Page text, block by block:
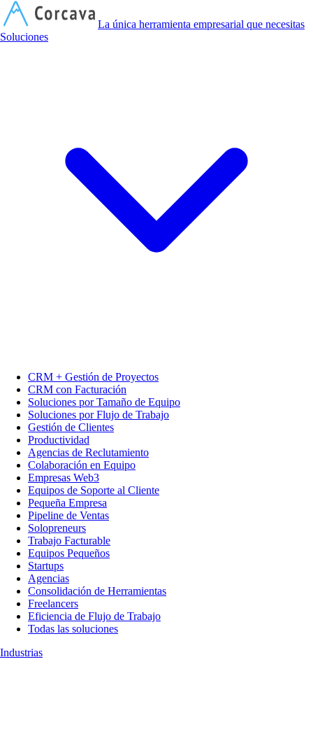
La única herramienta empresarial que necesitas
Soluciones
CRM + Gestión de Proyectos
CRM con Facturación
Soluciones por Tamaño de Equipo
Soluciones por Flujo de Trabajo
Gestión de Clientes
Productividad
Agencias de Reclutamiento
Colaboración en Equipo
Empresas Web3
Equipos de Soporte al Cliente
Pequeña Empresa
Pipeline de Ventas
Solopreneurs
Trabajo Facturable
Equipos Pequeños
Startups
Agencias
Consolidación de Herramientas
Freelancers
Eficiencia de Flujo de Trabajo
Todas las soluciones
Industrias